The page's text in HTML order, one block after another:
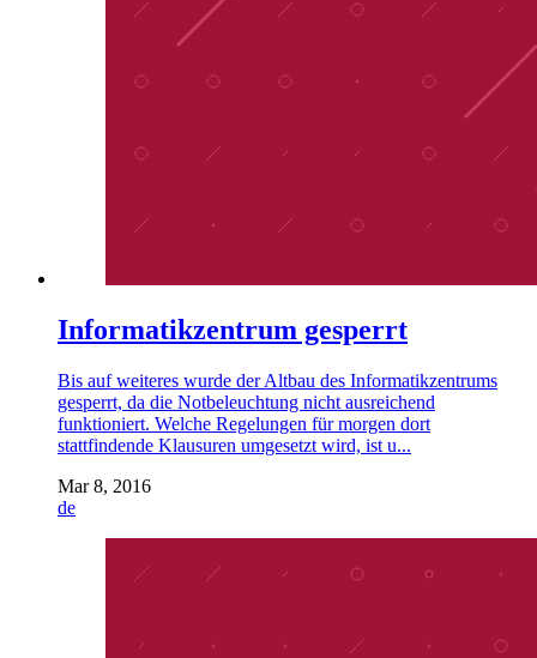
Informatikzentrum gesperrt
Bis auf weiteres wurde der Altbau des Informatikzentrums
gesperrt, da die Notbeleuchtung nicht ausreichend
funktioniert. Welche Regelungen für morgen dort
stattfindende Klausuren umgesetzt wird, ist u...
Mar 8, 2016
de